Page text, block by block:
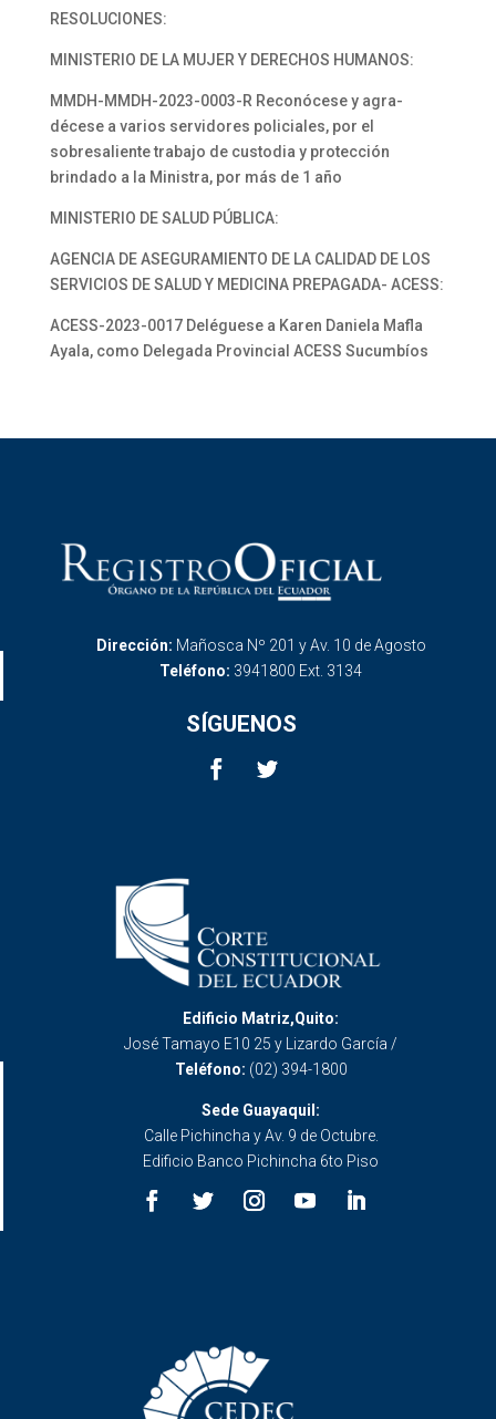
RESOLUCIONES:
MINISTERIO DE LA MUJER Y DERECHOS HUMANOS:
MMDH-MMDH-2023-0003-R Reconócese y agra-
décese a varios servidores policiales, por el
sobresaliente trabajo de custodia y protección
brindado a la Ministra, por más de 1 año
MINISTERIO DE SALUD PÚBLICA:
AGENCIA DE ASEGURAMIENTO DE LA CALIDAD DE LOS
SERVICIOS DE SALUD Y MEDICINA PREPAGADA- ACESS:
ACESS-2023-0017 Deléguese a Karen Daniela Mafla
Ayala, como Delegada Provincial ACESS Sucumbíos
Dirección: Mañosca Nº 201 y Av. 10 de Agosto
Teléfono: 3941800 Ext. 3134
SÍGUENOS
Edificio Matriz,Quito:
José Tamayo E10 25 y Lizardo García /
Teléfono: (02) 394-1800
Sede Guayaquil:
Calle Pichincha y Av. 9 de Octubre.
Edificio Banco Pichincha 6to Piso